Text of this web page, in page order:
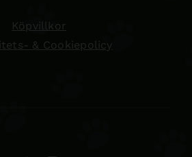
Köpvillkor
& Cookiepolicy